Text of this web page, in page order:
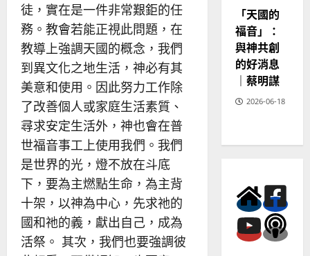
徒，實在是一件非常艱鉅的任
務。教會若能正視此問題，在
教導上強調天國的概念，我們
到異文化之地生活，神必有其
美意和使用。因此努力工作除
了改善個人或家庭生活素質、
尋求安定生活外，神也會在普
世福音事工上使用我們。我們
是世界的光，燈不放在斗底
下，要為主燃點生命，為主背
十架，以神為中心，先求祂的
國和祂的義，獻出自己，成為
活祭。 其次，我們也要強調彼
「天國的
福音」：
與神共創
的好消息
｜蔡明謀
2026-06-18